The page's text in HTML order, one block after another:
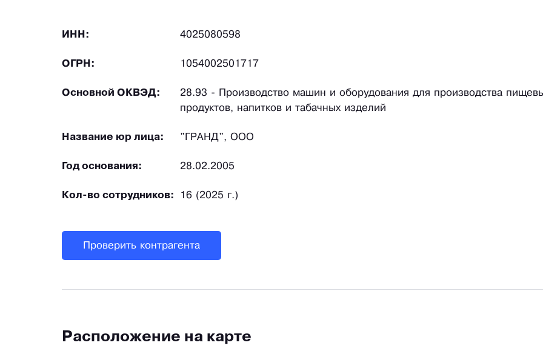
ИНН: 4025080598
ОГРН: 1054002501717
Основной ОКВЭД:
28.93 - Производство машин и оборудования для производства
продуктов, напитков и табачных изделий
Название юр лица: "ГРАНД", ООО
Год основания: 28.02.2005
Кол-во сотрудников: 16 (2025 г.)
Проверить контрагента
Расположение на карте